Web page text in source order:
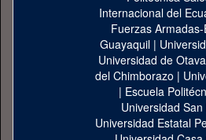
Internacional del
Fuerzas Armadas-
Guayaquil|
Universidad de
del Chimborazo |
| Escuela
Universidad
Universidad Estatal